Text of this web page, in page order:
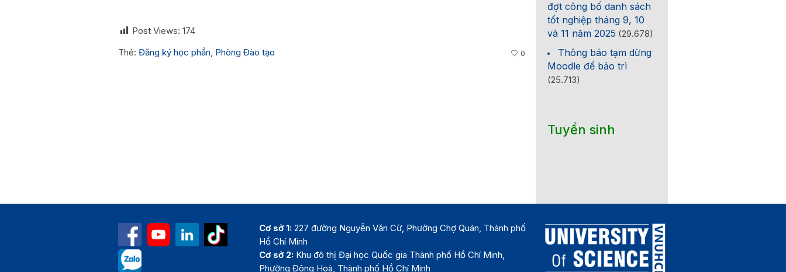
Post Views: 174
Thẻ: Đăng ký học phần, Phòng Đào tạo 0
đợt công bố danh sách
tốt nghiệp tháng 9, 10
và 11 năm 2025 (29.678)
Thông báo tạm dừng
Moodle để bảo trì
(25.713)
Tuyển sinh
Cơ sở 1: 227 đường Nguyễn Văn Cừ, Phường Chợ Quán, Thành phố
Hồ Chí Minh
Cơ sở 2: Khu đô thị Đại học Quốc gia Thành phố Hồ Chí Minh,
Phường Đông Hoà, Thành phố Hồ Chí Minh